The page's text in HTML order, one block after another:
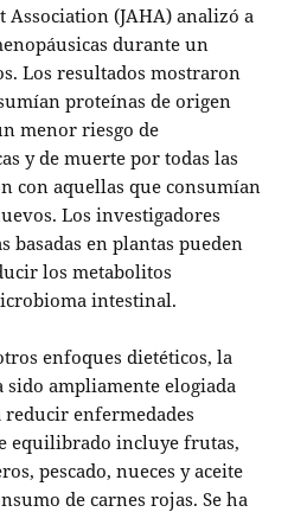
(JAHA) analizó a
durante un
Los resultados mostraron
proteínas de origen
menor riesgo de
y de muerte por todas las
con aquellas que consumían
Los investigadores
basadas en plantas pueden
los metabolitos
intestinal.
enfoques dietéticos, la
ampliamente elogiada
reducir enfermedades
equilibrado incluye frutas,
pescado, nueces y aceite
de carnes rojas. Se ha